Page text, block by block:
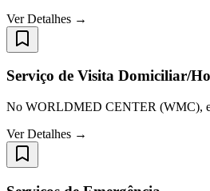
Ver Detalhes →
Serviço de Visita Domiciliar/
No WORLDMED CENTER (WMC),
Ver Detalhes →